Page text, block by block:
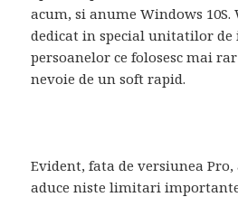
acum, si anume Windows 10S.
dedicat in special unitatilor
persoanelor ce folosesc mai
nevoie de un soft rapid.
Evident, fata de versiunea Pro,
aduce niste limitari